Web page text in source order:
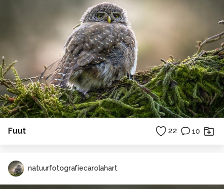
Fuut 22 10
natuurfotografiecarolahart